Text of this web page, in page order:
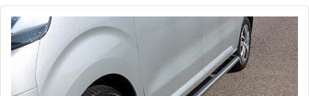
meerdere
gekozen
worden